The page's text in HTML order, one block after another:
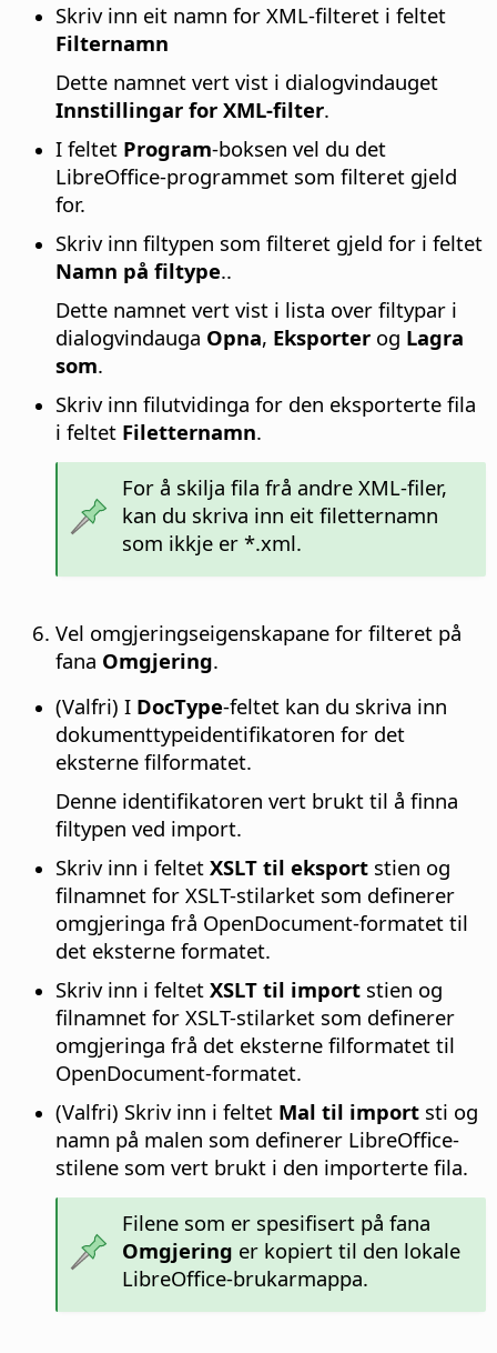
Skriv inn eit namn for XML-filteret i feltet
Filternamn
Dette namnet vert vist i dialogvindauget
Innstillingar for XML-filter.
I feltet Program-boksen vel du det
LibreOffice-programmet som filteret gjeld
for.
Skriv inn filtypen som filteret gjeld for i feltet
Namn på filtype..
Dette namnet vert vist i lista over filtypar i
dialogvindauga Opna, Eksporter og Lagra
som.
Skriv inn filutvidinga for den eksporterte fila
i feltet Filetternamn.
For å skilja fila frå andre XML-filer,
kan du skriva inn eit filetternamn
som ikkje er *.xml.
Vel omgjeringseigenskapane for filteret på
fana Omgjering.
(Valfri) I DocType-feltet kan du skriva inn
dokumenttypeidentifikatoren for det
eksterne filformatet.
Denne identifikatoren vert brukt til å finna
filtypen ved import.
Skriv inn i feltet XSLT til eksport stien og
filnamnet for XSLT-stilarket som definerer
omgjeringa frå OpenDocument-formatet til
det eksterne formatet.
Skriv inn i feltet XSLT til import stien og
filnamnet for XSLT-stilarket som definerer
omgjeringa frå det eksterne filformatet til
OpenDocument-formatet.
(Valfri) Skriv inn i feltet Mal til import sti og
namn på malen som definerer LibreOffice-
stilene som vert brukt i den importerte fila.
Filene som er spesifisert på fana
Omgjering er kopiert til den lokale
LibreOffice-brukarmappa.